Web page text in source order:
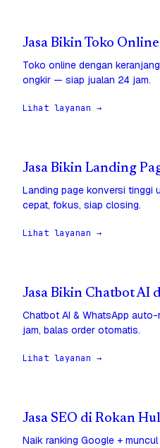
Jasa Bikin Toko
Toko online dengan
ongkir — siap jualan 24 jam.
Lihat layanan →
Jasa Bikin Landing
Landing page konversi tinggi
cepat, fokus, siap closing.
Lihat layanan →
Jasa Bikin Chatbot AI
Chatbot AI & WhatsApp
jam, balas order otomatis.
Lihat layanan →
Jasa SEO di Rokan
Naik ranking Google +